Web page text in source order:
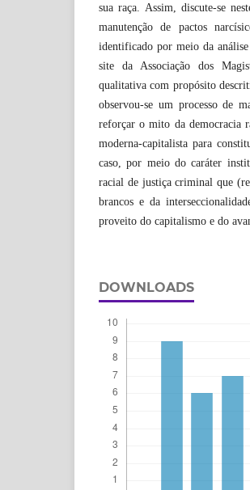
sua raça. Assim, discute-se
manutenção de pactos
identificado por meio da
site da Associação dos
qualitativa com propósito
observou-se um processo de
reforçar o mito da democracia
moderna-capitalista para
caso, por meio do caráter
racial de justiça criminal que
brancos e da
proveito do capitalismo e do
DOWNLOADS